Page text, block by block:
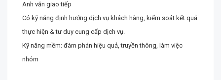
Anh văn giao tiếp
Có kỹ năng định hướng dịch vụ khách hàng, kiểm soát kết quả
thực hiện & tư duy cung cấp dịch vụ.
Kỹ năng mềm: đàm phán hiệu quả, truyền thông, làm việc
nhóm